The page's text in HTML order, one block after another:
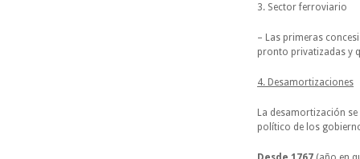
3. Sector ferroviario
– Las primeras
pronto privatizadas y
4. Desamortizaciones
La desamortización
político de los